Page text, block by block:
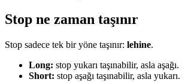
Stop ne zaman taşınır
Stop sadece tek bir yöne taşınır: lehine.
Long: stop yukarı taşınabilir, asla aşağı.
Short: stop aşağı taşınabilir, asla yukarı.